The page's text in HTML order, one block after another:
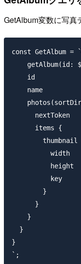
GetAlbum変数に写真
const GetAlbum
getAlbum(id:
    id
    name
      nextToken
      items {
thumbnail
          width
          height
          key
        }
      }
    }
  }
}
`;